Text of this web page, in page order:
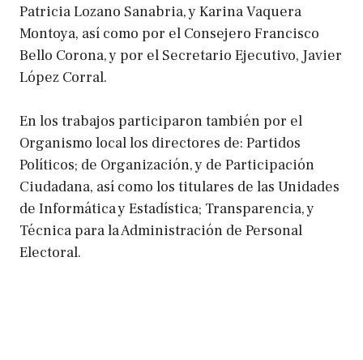
Patricia Lozano Sanabria, y Karina Vaquera
Montoya, así como por el Consejero Francisco
Bello Corona, y por el Secretario Ejecutivo, Javier
López Corral.
En los trabajos participaron también por el
Organismo local los directores de: Partidos
Políticos; de Organización, y de Participación
Ciudadana, así como los titulares de las Unidades
de Informática y Estadística; Transparencia, y
Técnica para la Administración de Personal
Electoral.